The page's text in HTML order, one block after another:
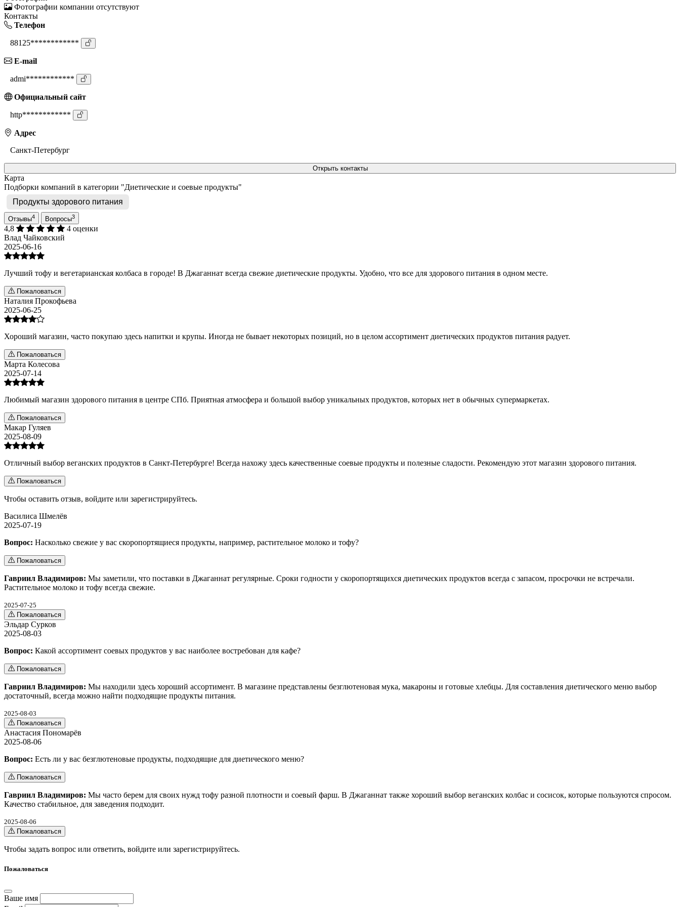
Фотографии компании отсутствуют
Контакты
Телефон
88125************
E-mail
admi************
Официальный сайт
http************
Адрес
Санкт-Петербург
Открыть контакты
Карта
Подборки компаний в категории "Диетические и соевые продукты"
Продукты здорового питания
Отзывы4 Вопросы3
4,8
4 оценки
Влад Чайковский
2025-06-16
Лучший тофу и вегетарианская колбаса в городе! В Джаганнат всегда свежие диетические продукты. Удобно, что все для здорового питания в одном месте.
Пожаловаться
Наталия Прокофьева
2025-06-25
Хороший магазин, часто покупаю здесь напитки и крупы. Иногда не бывает некоторых позиций, но в целом ассортимент диетических продуктов питания радует.
Пожаловаться
Марта Колесова
2025-07-14
Любимый магазин здорового питания в центре СПб. Приятная атмосфера и большой выбор уникальных продуктов, которых нет в обычных супермаркетах.
Пожаловаться
Макар Гуляев
2025-08-09
Отличный выбор веганских продуктов в Санкт-Петербурге! Всегда нахожу здесь качественные соевые продукты и полезные сладости. Рекомендую этот магазин здорового питания.
Пожаловаться
Чтобы оставить отзыв, войдите или зарегистрируйтесь.
Василиса Шмелёв
2025-07-19
Вопрос: Насколько свежие у вас скоропортящиеся продукты, например, растительное молоко и тофу?
Пожаловаться
Гавриил Владимиров: Мы заметили, что поставки в Джаганнат регулярные. Сроки годности у скоропортящихся диетических продуктов всегда с запасом, просрочки не встречали.
Растительное молоко и тофу всегда свежие.
2025-07-25
Пожаловаться
Эльдар Сурков
2025-08-03
Вопрос: Какой ассортимент соевых продуктов у вас наиболее востребован для кафе?
Пожаловаться
Гавриил Владимиров: Мы находили здесь хороший ассортимент. В магазине представлены безглютеновая мука, макароны и готовые хлебцы. Для составления диетического меню выбор
достаточный, всегда можно найти подходящие продукты питания.
2025-08-03
Пожаловаться
Анастасия Пономарёв
2025-08-06
Вопрос: Есть ли у вас безглютеновые продукты, подходящие для диетического меню?
Пожаловаться
Гавриил Владимиров: Мы часто берем для своих нужд тофу разной плотности и соевый фарш. В Джаганнат также хороший выбор веганских колбас и сосисок, которые пользуются спросом.
Качество стабильное, для заведения подходит.
2025-08-06
Пожаловаться
Чтобы задать вопрос или ответить, войдите или зарегистрируйтесь.
Пожаловаться
Ваше имя